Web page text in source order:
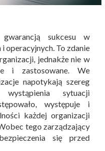
sukcesu w
operacyjnych. To zdanie
jednakże nie w
i zastosowane. We
napotykają szereg
sytuacji
występuje i
każdej organizacji
tego zarządzający
się przed